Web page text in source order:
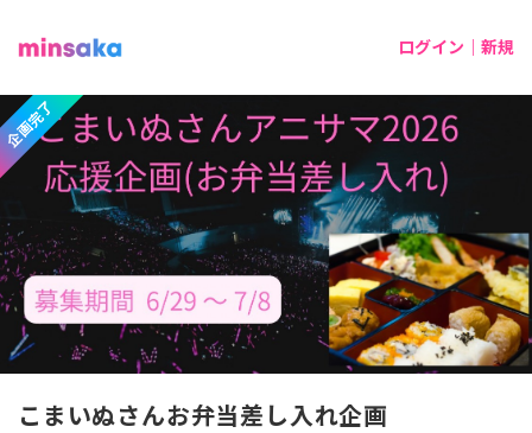
ログイン｜新規
企画完了
こまいぬさんお弁当差し入れ企画